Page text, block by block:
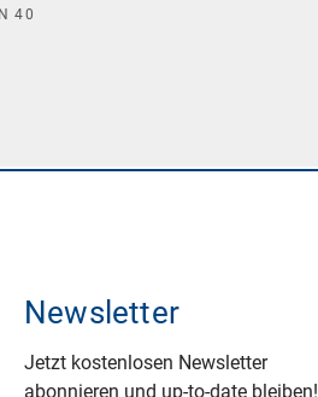
40
Newsletter
Jetzt kostenlosen Newsletter
abonnieren und up-to-date bleiben!